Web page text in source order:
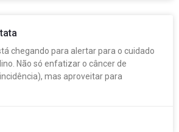
chegando para alertar para o cuidado
Não só enfatizar o câncer de
mas aproveitar para